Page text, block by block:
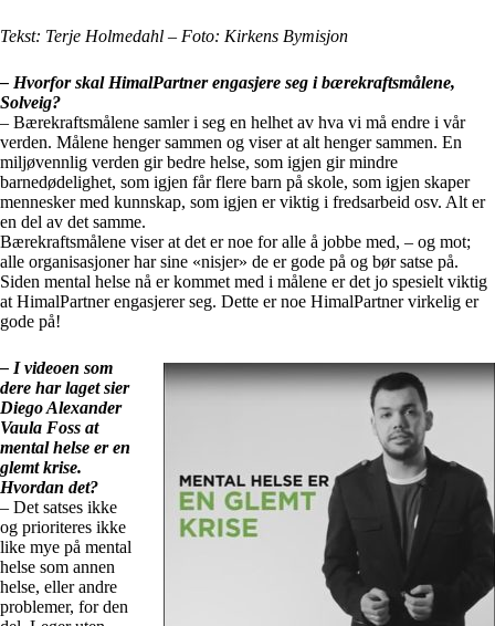
Tekst: Terje Holmedahl – Foto: Kirkens Bymisjon
– Hvorfor skal HimalPartner engasjere seg i bærekraftsmålene,
Solveig?
– Bærekraftsmålene samler i seg en helhet av hva vi må endre i vår
verden. Målene henger sammen og viser at alt henger sammen. En
miljøvennlig verden gir bedre helse, som igjen gir mindre
barnedødelighet, som igjen får flere barn på skole, som igjen skaper
mennesker med kunnskap, som igjen er viktig i fredsarbeid osv. Alt er
en del av det samme.
Bærekraftsmålene viser at det er noe for alle å jobbe med, – og mot;
alle organisasjoner har sine «nisjer» de er gode på og bør satse på.
Siden mental helse nå er kommet med i målene er det jo spesielt viktig
at HimalPartner engasjerer seg. Dette er noe HimalPartner virkelig er
gode på!
– I videoen som
dere har laget sier
Diego Alexander
Vaula Foss at
mental helse er en
glemt krise.
Hvordan det?
– Det satses ikke
og prioriteres ikke
like mye på mental
helse som annen
helse, eller andre
problemer, for den